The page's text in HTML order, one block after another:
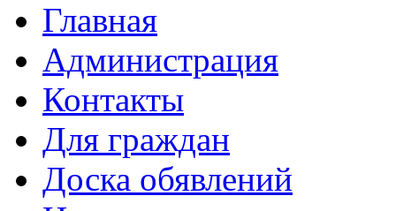
Главная
Администрация
Контакты
Для граждан
Доска обявлений